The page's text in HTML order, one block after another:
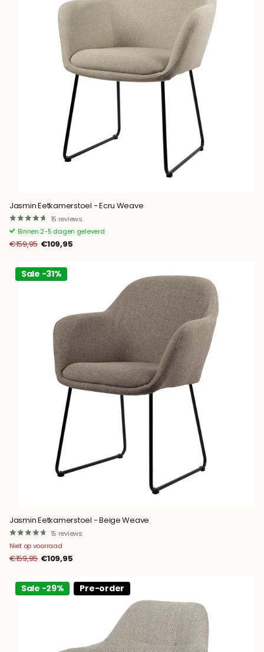
Jasmin Eetkamerstoel - Ecru Weave
15 reviews
Binnen 2-5 dagen geleverd
€159,95 €109,95
Sale -31%
Jasmin Eetkamerstoel - Beige Weave
15 reviews
Niet op voorraad
€159,95 €109,95
Sale -29% Pre-order